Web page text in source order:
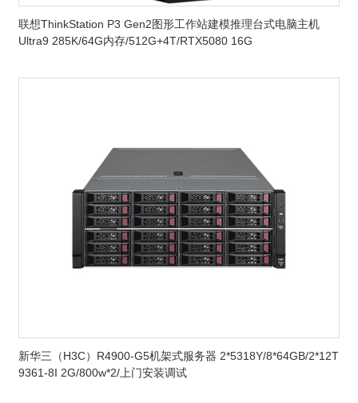
联想ThinkStation P3 Gen2图形工作站建模推理台式电脑主机
Ultra9 285K/64G内存/512G+4T/RTX5080 16G
新华三（H3C）R4900-G5机架式服务器 2*5318Y/8*64GB/2*12T
9361-8I 2G/800w*2/上门安装调试